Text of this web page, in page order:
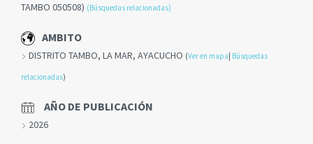
TAMBO 050508) (Búsquedas relacionadas)
AMBITO
DISTRITO TAMBO, LA MAR, AYACUCHO (Ver en mapa Búsquedas
relacionadas)
AÑO DE PUBLICACIÓN
2026